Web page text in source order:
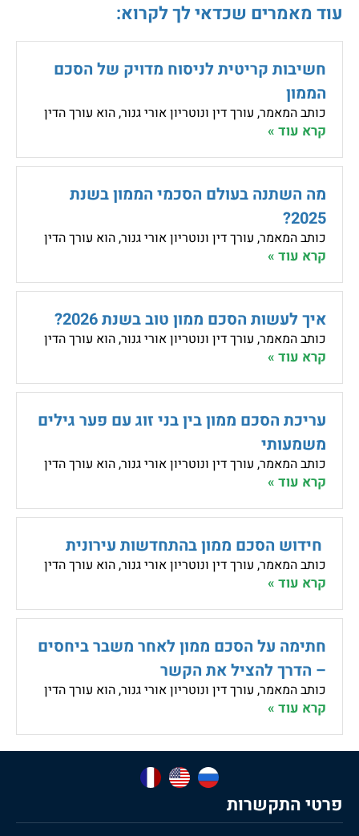
עוד מאמרים שכדאי לך לקרוא:
חשיבות קריטית לניסוח מדויק של הסכם
הממון
כותב המאמר, עורך דין ונוטריון אורי גנור, הוא עורך הדין
קרא עוד »
מה השתנה בעולם הסכמי הממון בשנת
2025?
כותב המאמר, עורך דין ונוטריון אורי גנור, הוא עורך הדין
קרא עוד »
איך לעשות הסכם ממון טוב בשנת 2026?
כותב המאמר, עורך דין ונוטריון אורי גנור, הוא עורך הדין
קרא עוד »
עריכת הסכם ממון בין בני זוג עם פער גילים
משמעותי
כותב המאמר, עורך דין ונוטריון אורי גנור, הוא עורך הדין
קרא עוד »
חידוש הסכם ממון בהתחדשות עירונית
כותב המאמר, עורך דין ונוטריון אורי גנור, הוא עורך הדין
קרא עוד »
חתימה על הסכם ממון לאחר משבר ביחסים
– הדרך להציל את הקשר
כותב המאמר, עורך דין ונוטריון אורי גנור, הוא עורך הדין
קרא עוד »
פרטי התקשרות